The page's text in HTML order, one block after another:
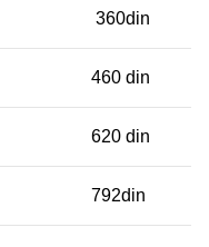
360din
460 din
620 din
792din